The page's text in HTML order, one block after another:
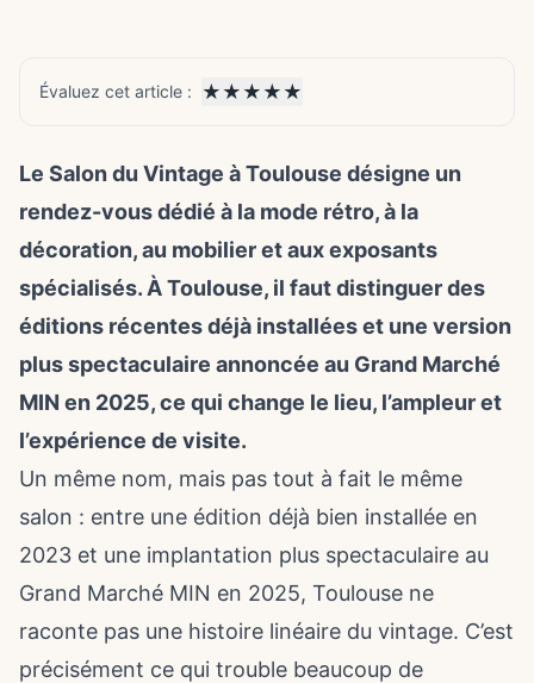
Évaluez cet article : ★ ★ ★ ★ ★
Le Salon du Vintage à Toulouse désigne un
rendez-vous dédié à la mode rétro, à la
décoration, au mobilier et aux exposants
spécialisés. À Toulouse, il faut distinguer des
éditions récentes déjà installées et une version
plus spectaculaire annoncée au Grand Marché
MIN en 2025, ce qui change le lieu, l’ampleur et
l’expérience de visite.
Un même nom, mais pas tout à fait le même
salon : entre une édition déjà bien installée en
2023 et une implantation plus spectaculaire au
Grand Marché MIN en 2025, Toulouse ne
raconte pas une histoire linéaire du vintage. C’est
précisément ce qui trouble beaucoup de